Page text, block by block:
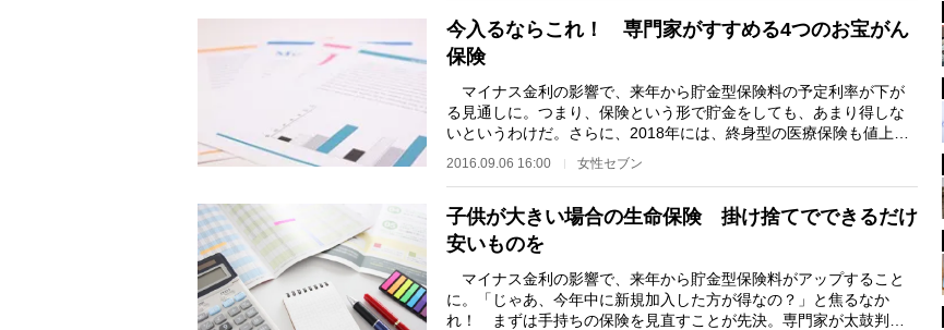
今入るならこれ！ 専門家がすすめる4つのお宝がん
保険
マイナス金利の影響で、来年から貯金型保険料の予定利率が下が
る見通しに。つまり、保険という形で貯金をしても、あまり得しな
いというわけだ。さらに、2018年には、終身型の医療保険も値上が
りになる予定。「医…
2016.09.06 16:00 女性セブン
子供が大きい場合の生命保険 掛け捨てでできるだけ
安いものを
マイナス金利の影響で、来年から貯金型保険料がアップすること
に。「じゃあ、今年中に新規加入した方が得なの？」と焦るなか
れ！ まずは手持ちの保険を見直すことが先決。専門家が太鼓判を